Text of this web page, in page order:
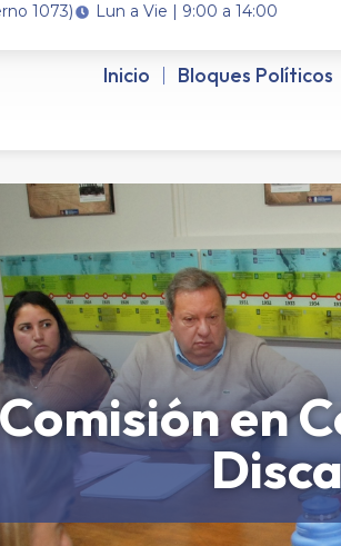
1073) Lun a Vie | 9:00 a 14:00
Inicio Bloques Políticos
en